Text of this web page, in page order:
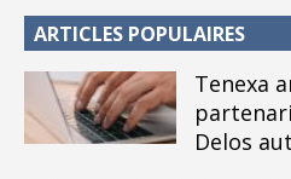
ARTICLES POPULAIRES
Tenexa
Delos